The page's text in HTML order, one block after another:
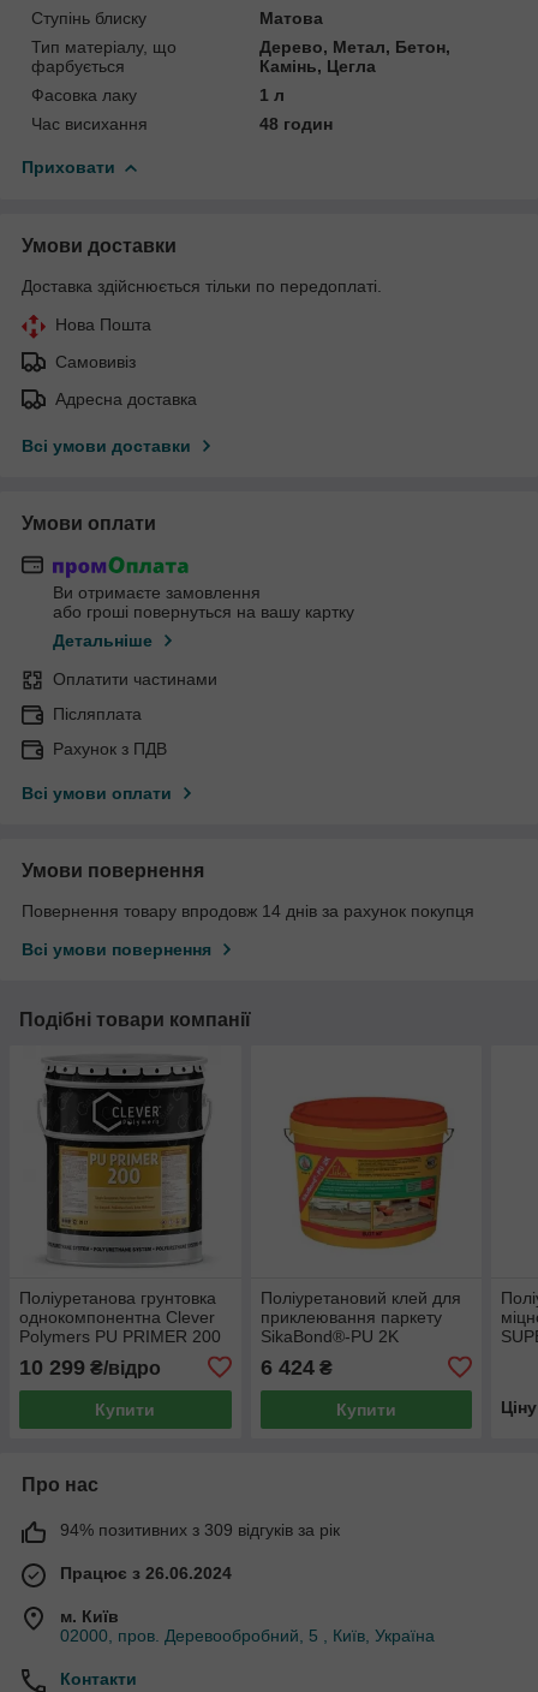
Ступінь блиску
Матова
Тип матеріалу, що
фарбується
Дерево, Метал, Бетон,
Камінь, Цегла
Фасовка лаку
1 л
Час висихання
48 годин
Приховати
Умови доставки
Доставка здійснюється тільки по передоплаті.
Нова Пошта
Самовивіз
Адресна доставка
Всі умови доставки
Умови оплати
Ви отримаєте замовлення
або гроші повернуться на вашу картку
Детальніше
Оплатити частинами
Післяплата
Рахунок з ПДВ
Всі умови оплати
Умови повернення
Повернення товару впродовж 14 днів за рахунок покупця
Всі умови повернення
Подібні товари компанії
Поліуретанова грунтовка
однокомпонентна Clever
Polymers PU PRIMER 200
10 299 ₴/відро
Купити
Поліуретановий клей для
приклеювання паркету
SikaBond®-PU 2K
6 424₴
Купити
Про нас
94% позитивних з 309 відгуків за рік
Працює з 26.06.2024
м. Київ
02000, пров. Деревообробний, 5 , Київ, Україна
Контакти